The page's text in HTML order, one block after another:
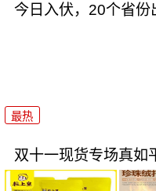
今日入伏，20个省份
最热
双十一现货专场真如